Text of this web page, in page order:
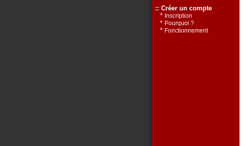
:: Créer un compte
* Inscription
* Pourquoi ?
* Fonctionnement